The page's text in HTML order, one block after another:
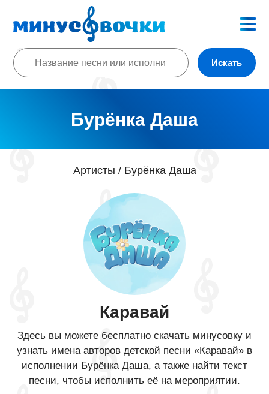
Искать
Бурёнка Даша
Артисты / Бурёнка Даша
Каравай
Здесь вы можете бесплатно скачать минусовку и
узнать имена авторов детской песни «Каравай» в
исполнении Бурёнка Даша, а также найти текст
песни, чтобы исполнить её на мероприятии.